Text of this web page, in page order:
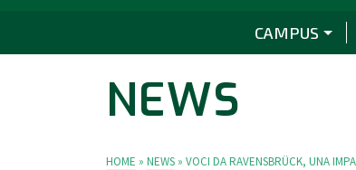
CAMPUS
NEWS
HOME » NEWS » VOCI DA RAVENSBRÜCK, UNA